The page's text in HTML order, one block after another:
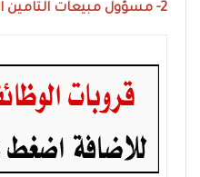
2- مسؤول مبيعات التامين المصرفي